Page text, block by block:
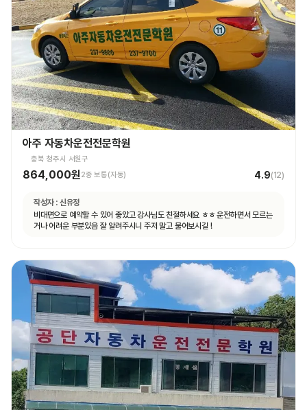
아주 자동차운전전문학원
충북 청주시 서원구
864,000원 2종 보통(자동) 4.9(12)
작성자 : 신유정
비대면으로 예약할 수 있어 좋았고 강사님도 친절하세요 ㅎㅎ 운전하면서 모르는
거나 어려운 부분있음 잘 알려주시니 주저 말고 물어보시길 !